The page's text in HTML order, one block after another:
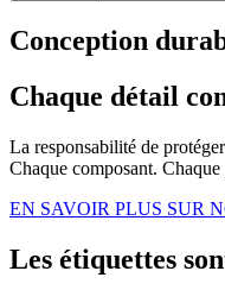
Conception
Chaque détail
La responsabilité de
Chaque composant.
EN SAVOIR PLUS SUR
Les étiquettes